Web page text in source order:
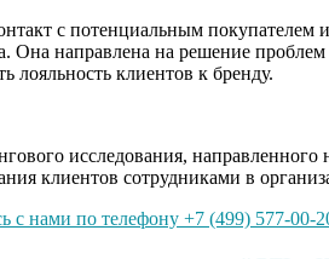
с потенциальным
Она направлена на решение
лояльность клиентов к бренду.
исследования,
клиентов сотрудниками в
с нами по телефону +7 (499) 577-